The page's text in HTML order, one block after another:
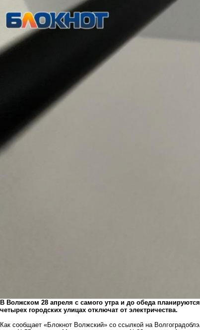
В Волжском 28 апреля с самого утра и до обеда
четырех городских улицах отключат от электричества.
Как сообщает «Блокнот Волжский» со ссылкой на